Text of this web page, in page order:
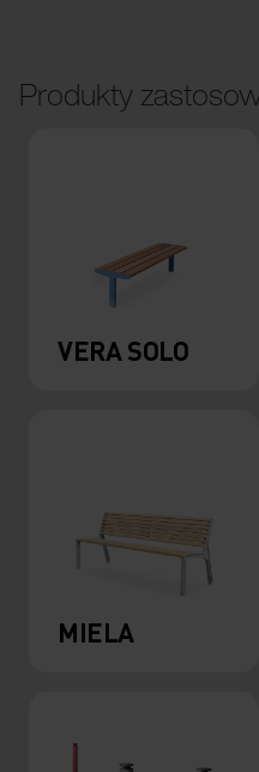
Produkty
VERA SOLO
MIELA